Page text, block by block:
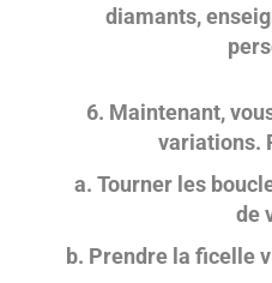
diamants,
6. Maintenant,
variations.
a. Tourner les
de
b. Prendre la ficelle